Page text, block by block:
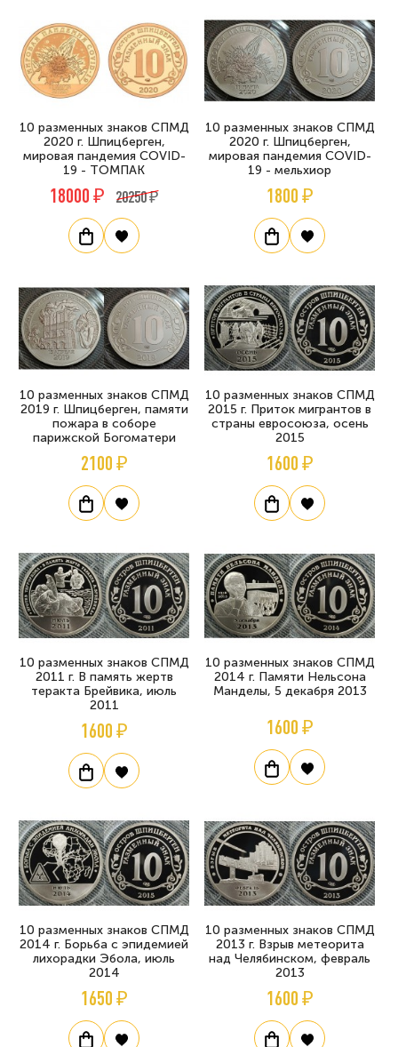
10 разменных знаков СПМД
2020 г. Шпицберген,
мировая пандемия COVID-
19 - ТОМПАК
18000 ₽ 20250 ₽
10 разменных знаков СПМД
2020 г. Шпицберген,
мировая пандемия COVID-
19 - мельхиор
1800 ₽
10 разменных знаков СПМД
2019 г. Шпицберген, памяти
пожара в соборе
парижской Богоматери
2100 ₽
10 разменных знаков СПМД
2015 г. Приток мигрантов в
страны евросоюза, осень
2015
1600 ₽
10 разменных знаков СПМД
2011 г. В память жертв
теракта Брейвика, июль
2011
1600 ₽
10 разменных знаков СПМД
2014 г. Памяти Нельсона
Манделы, 5 декабря 2013
1600 ₽
10 разменных знаков СПМД
2014 г. Борьба с эпидемией
лихорадки Эбола, июль
2014
1650 ₽
10 разменных знаков СПМД
2013 г. Взрыв метеорита
над Челябинском, февраль
2013
1600 ₽